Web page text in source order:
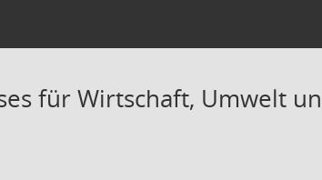
für Wirtschaft, Umwelt